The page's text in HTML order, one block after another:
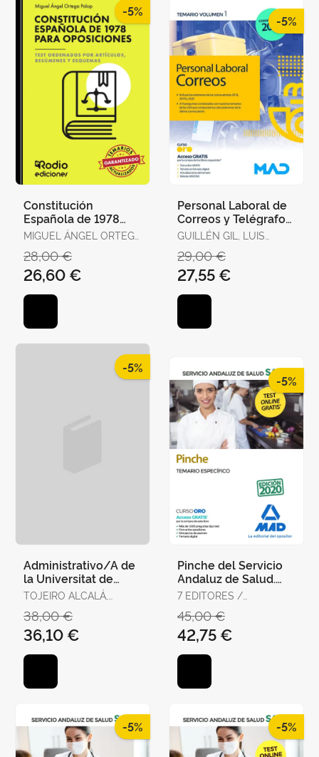
-5%
Constitución
Española de 1978
para Oposiciones.
Artículos, Re
MIGUEL ÁNGEL ORTEGA
28,00 €
26,60 €
-5%
Personal Laboral de
Correos y Telégrafos.
Temario Volumen 1
GUILLÉN GIL, LUIS
DE CATALUNYA /
GUILLEN DIAZ,
LOURDES ALEJANDRA
29,00 €
27,55 €
-5%
Administrativo/A de
la Universitat de
València. Temario,
Test y Supuestos
Prácti
TOJEIRO ALCALÁ,
38,00 €
36,10 €
-5%
Pinche del Servicio
Andaluz de Salud.
Temario Específico
7 EDITORES /
JOSÉ MANUEL /
SERRANO BARCENA,
ANA MARÍA /
GONZÁLEZ CABALLERO,
45,00 €
42,75 €
-5% -5%